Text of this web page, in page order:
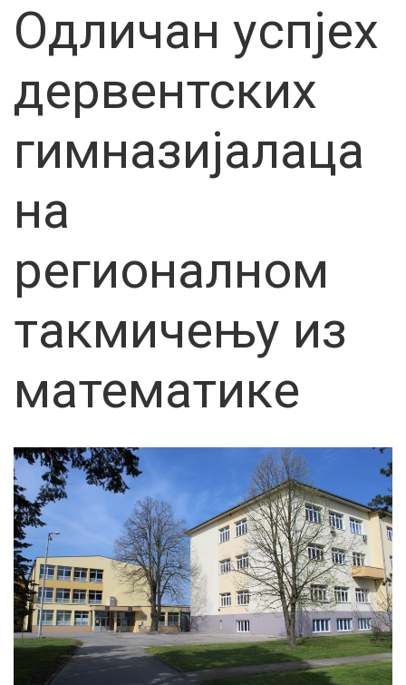
Одличан успјех
дервентских
гимназијалаца
на
регионалном
такмичењу из
математике